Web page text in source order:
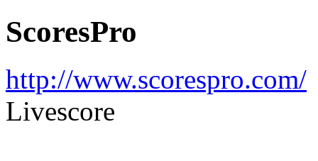
ScoresPro
http://www.scorespro.com/
Livescore